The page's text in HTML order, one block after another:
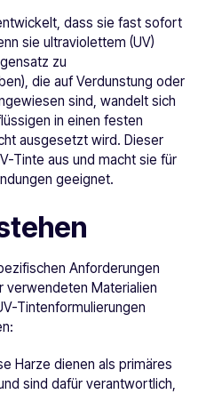
dass sie fast sofort
sie ultraviolettem (UV)
zu
die auf Verdunstung oder
sind, wandelt sich
in einen festen
ausgesetzt wird. Dieser
Tinte aus und macht sie für
geeignet.
Anforderungen
verwendeten Materialien
Tintenformulierungen
Harze dienen als primäres
sind dafür verantwortlich,